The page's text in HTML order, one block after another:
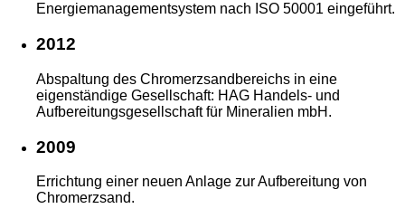
Energiemanagementsystem nach ISO 50001 eingeführt.
2012
Abspaltung des Chromerzsandbereichs in eine
eigenständige Gesellschaft: HAG Handels- und
Aufbereitungsgesellschaft für Mineralien mbH.
2009
Errichtung einer neuen Anlage zur Aufbereitung von
Chromerzsand.